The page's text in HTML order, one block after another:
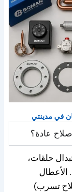
في مدينتي
عادة؟
حلقات،
30 إلى 60 دقيقة. الأعطال
تسرب)